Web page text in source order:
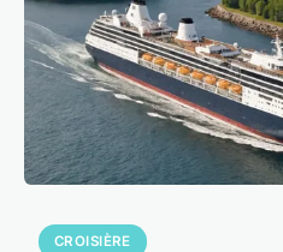
CROISIÈRE